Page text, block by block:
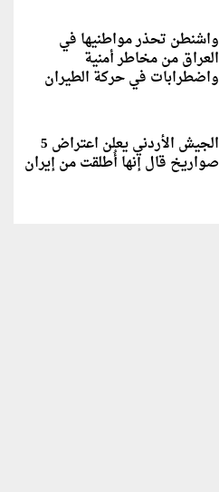
واشنطن تحذر مواطنيها في
العراق من مخاطر أمنية
واضطرابات في حركة الطيران
الجيش الأردني يعلن اعتراض 5
صواريخ قال إنها أُطلقت من إيران